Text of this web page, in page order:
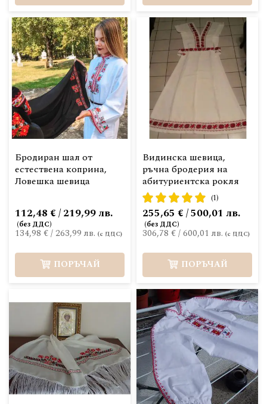
Бродиран шал от
естествена коприна,
Ловешка шевица
134,98 €/263,99 лв.
112,48 € / 219,99 лв.
ПОРЪЧАЙ
Видинска шевица,
ръчна бродерия на
абитуриентска рокля
рейтинг:
100%
(1)
306,78 €/600,01 лв.
255,65 € / 500,01 лв.
ПОРЪЧАЙ